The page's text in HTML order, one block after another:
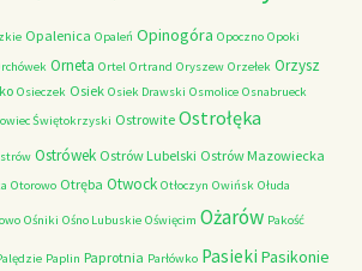
Opalenica Opaleń Opinogóra Opoczno Opoki
Orneta Ortel Ortrand Oryszew Orzełek Orzysz
Osieczek Osiek Osiek Drawski Osmolice Osnabrueck
Świętokrzyski Ostrowite Ostrołęka
Ostrówek Ostrów Lubelski Ostrów Mazowiecka
Otorowo Otręba Otwock Otłoczyn Owińsk Ołuda
Ośniki Ośno Lubuskie Oświęcim Ożarów Pakość
Paplin Paprotnia Parłówko Pasieki Pasikonie